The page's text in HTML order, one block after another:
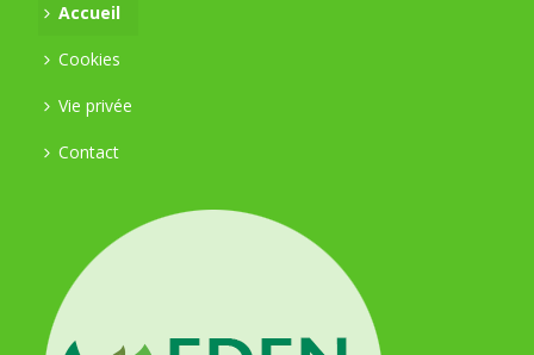
Accueil
Cookies
Vie privée
Contact